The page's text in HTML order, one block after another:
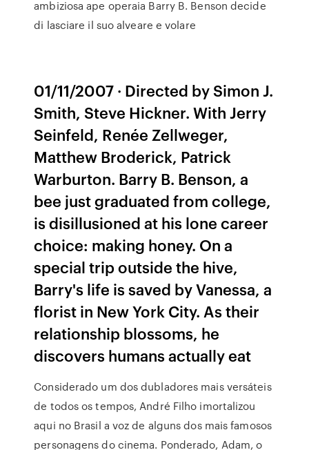
ambiziosa ape operaia Barry B. Benson decide
di lasciare il suo alveare e volare
01/11/2007 · Directed by Simon J.
Smith, Steve Hickner. With Jerry
Seinfeld, Renée Zellweger,
Matthew Broderick, Patrick
Warburton. Barry B. Benson, a
bee just graduated from college,
is disillusioned at his lone career
choice: making honey. On a
special trip outside the hive,
Barry's life is saved by Vanessa, a
florist in New York City. As their
relationship blossoms, he
discovers humans actually eat
Considerado um dos dubladores mais versáteis
de todos os tempos, André Filho imortalizou
aqui no Brasil a voz de alguns dos mais famosos
personagens do cinema. Ponderado, Adam, o